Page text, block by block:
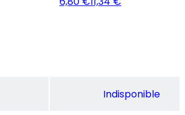
Indisponible